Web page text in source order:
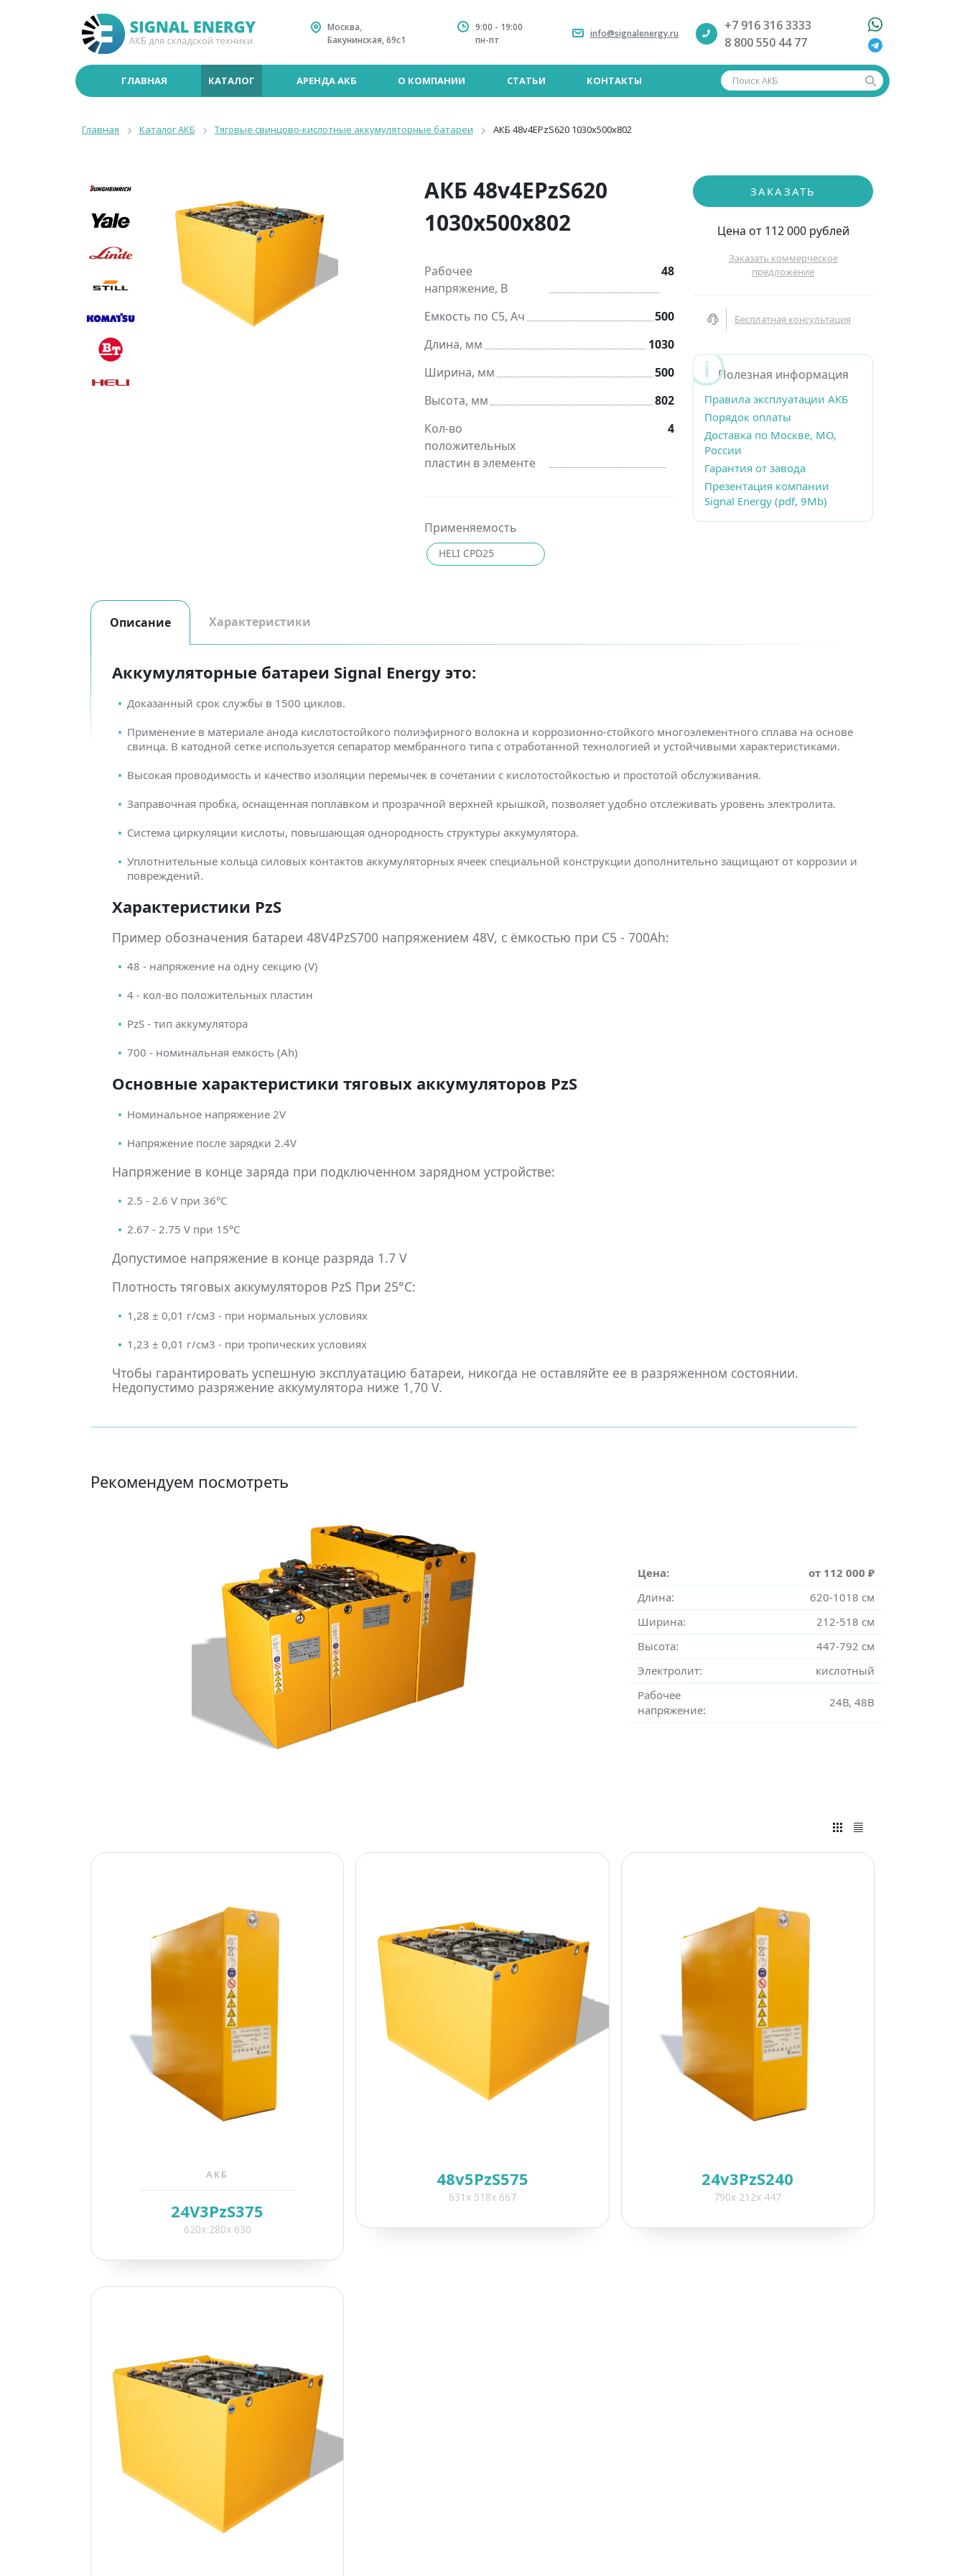
Москва,
Бакунинская, 69с1
9:00 - 19:00
пн-пт
info@signalenergy.ru
+7 916 316 3333
8 800 550 44 77
ГЛАВНАЯ КАТАЛОГ АРЕНДА АКБ О КОМПАНИИ СТАТЬИ КОНТАКТЫ Поиск АКБ
Главная Каталог АКБ Тяговые свинцово-кислотные аккумуляторные батареи АКБ 48v4EPzS620 1030x500x802
АКБ 48v4EPzS620
1030x500x802
Рабочее
напряжение, В
48
Емкость по C5, Ач
500
Длина, мм
1030
Ширина, мм
500
Высота, мм
802
Применяемость
HELI CPD25
Кол-во
положительных
пластин в элементе
4
ЗАКАЗАТЬ
Цена от 112 000 рублей
Заказать коммерческое
предложение
Бесплатная консультация
Полезная информация
Правила эксплуатации АКБ
Порядок оплаты
Доставка по Москве, МО,
России
Гарантия от завода
Презентация компании
Signal Energy (pdf, 9Mb)
Описание Характеристики
Аккумуляторные батареи Signal Energy это:
Доказанный срок службы в 1500 циклов.
Применение в материале анода кислотостойкого полиэфирного волокна и коррозионно-стойкого многоэлементного сплава на основе
свинца. В катодной сетке используется сепаратор мембранного типа с отработанной технологией и устойчивыми характеристиками.
Высокая проводимость и качество изоляции перемычек в сочетании с кислотостойкостью и простотой обслуживания.
Заправочная пробка, оснащенная поплавком и прозрачной верхней крышкой, позволяет удобно отслеживать уровень электролита.
Система циркуляции кислоты, повышающая однородность структуры аккумулятора.
Уплотнительные кольца силовых контактов аккумуляторных ячеек специальной конструкции дополнительно защищают от коррозии и
повреждений.
Характеристики PzS
Пример обозначения батареи 48V4PzS700 напряжением 48V, с ёмкостью при C5 - 700Ah:
48 - напряжение на одну секцию (V)
4 - кол-во положительных пластин
PzS - тип аккумулятора
700 - номинальная емкость (Ah)
Основные характеристики тяговых аккумуляторов PzS
Номинальное напряжение 2V
Напряжение после зарядки 2.4V
Напряжение в конце заряда при подключенном зарядном устройстве:
2.5 - 2.6 V при 36°С
2.67 - 2.75 V при 15°С
Допустимое напряжение в конце разряда 1.7 V
Плотность тяговых аккумуляторов PzS При 25°С:
1,28 ± 0,01 г/см3 - при нормальных условиях
1,23 ± 0,01 г/см3 - при тропических условиях
Чтобы гарантировать успешную эксплуатацию батареи, никогда не оставляйте ее в разряженном состоянии.
Недопустимо разряжение аккумулятора ниже 1,70 V.
Рекомендуем посмотреть
Цена:
от 112 000 ₽
Длина:
620-1018 см
Ширина:
212-518 см
Высота:
447-792 см
Электролит:
кислотный
Рабочее
напряжение:
24В, 48В
АКБ
24V3PzS375
620x 280x 630
48v5PzS575
631x 518x 667
24v3PzS240
790x 212x 447